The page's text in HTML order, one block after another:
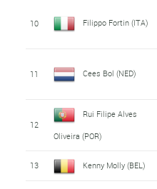
10 Filippo Fortin (ITA)
11 Cees Bol (NED)
12
Rui Filipe Alves
Oliveira (POR)
13 Kenny Molly (BEL)